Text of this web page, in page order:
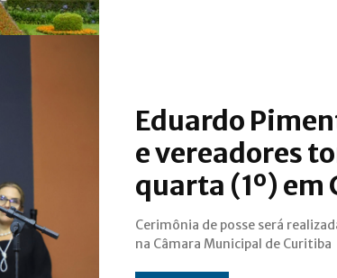
Eduardo
e vereadores
quarta (1º) em
Cerimônia de posse será
na Câmara Municipal de Curitiba